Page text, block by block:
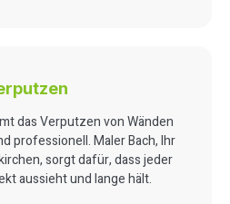
das Verputzen von Wänden
professionell. Maler Bach, Ihr
sorgt dafür, dass jeder
aussieht und lange hält.